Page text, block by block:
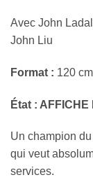
Avec John
John Liu
Format : 120
État : AFFICHE
Un champion
qui veut
services.